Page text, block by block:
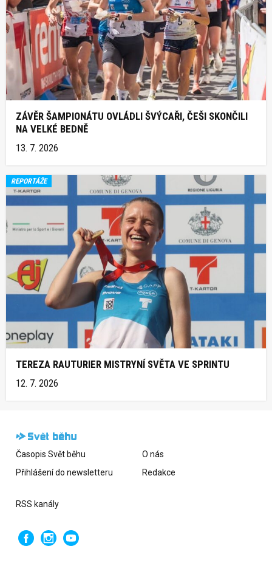
ZÁVĚR ŠAMPIONÁTU OVLÁDLI ŠVÝCAŘI, ČEŠI SKONČILI
NA VELKÉ BEDNĚ
13. 7. 2026
REPORTÁŽE
TEREZA RAUTURIER MISTRYNÍ SVĚTA VE SPRINTU
12. 7. 2026
Časopis Svět běhu
Přihlášení do newsletteru
O nás
Redakce
RSS kanály